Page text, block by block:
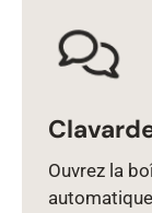
Ouvrez la